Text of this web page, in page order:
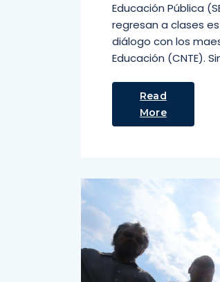
Educación Pública
regresan a clases
diálogo con los
Educación (CNTE).
Read
More